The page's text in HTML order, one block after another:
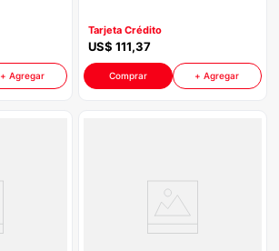
+ Agregar
Tarjeta Crédito
US$ 111,37
Comprar + Agregar